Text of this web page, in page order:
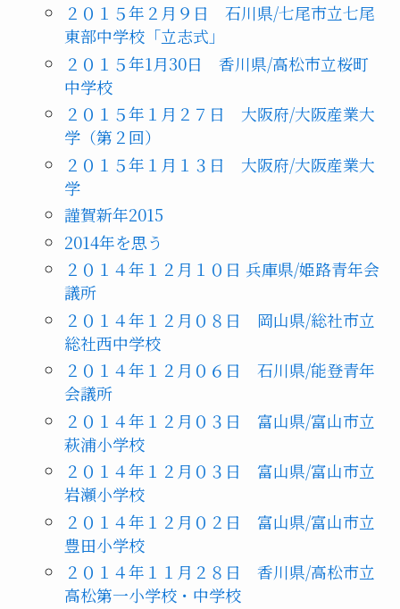
２０１５年２月９日 石川県/七尾市立七尾
東部中学校「立志式」
２０１５年1月30日 香川県/高松市立桜町
中学校
２０１５年１月２７日 大阪府/大阪産業大
学（第２回）
２０１５年１月１３日 大阪府/大阪産業大
学
謹賀新年2015
2014年を思う
２０１４年１２月１０日 兵庫県/姫路青年会
議所
２０１４年１２月０８日 岡山県/総社市立
総社西中学校
２０１４年１２月０６日 石川県/能登青年
会議所
２０１４年１２月０３日 富山県/富山市立
萩浦小学校
２０１４年１２月０３日 富山県/富山市立
岩瀬小学校
２０１４年１２月０２日 富山県/富山市立
豊田小学校
２０１４年１１月２８日 香川県/高松市立
高松第一小学校・中学校